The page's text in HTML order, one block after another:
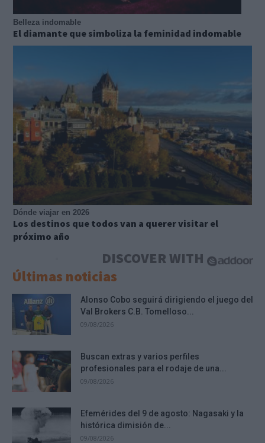
Belleza indomable
El diamante que simboliza la feminidad indomable
Dónde viajar en 2026
Los destinos que todos van a querer visitar el
próximo año
DISCOVER WITH
Últimas noticias
Alonso Cobo seguirá dirigiendo el juego del
Val Brokers C.B. Tomelloso...
09/08/2026
Buscan extras y varios perfiles
profesionales para el rodaje de una...
09/08/2026
Efemérides del 9 de agosto: Nagasaki y la
histórica dimisión de...
09/08/2026